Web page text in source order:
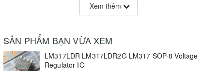
IC thường gặp trong các mạch nguồn điện tử biến tần, tạo
điện áp cố định để kích dẫn Opto Gate Driver của Module
IGBT biến tần
Ngoài ra còn có các loại IC tích hợp tương tự như LM117 /
LM217
Xem thêm
SẢN PHẨM BẠN VỪA XEM
LM317LDR LM317LDR2G LM317 SOP-8 Voltage
Regulator IC